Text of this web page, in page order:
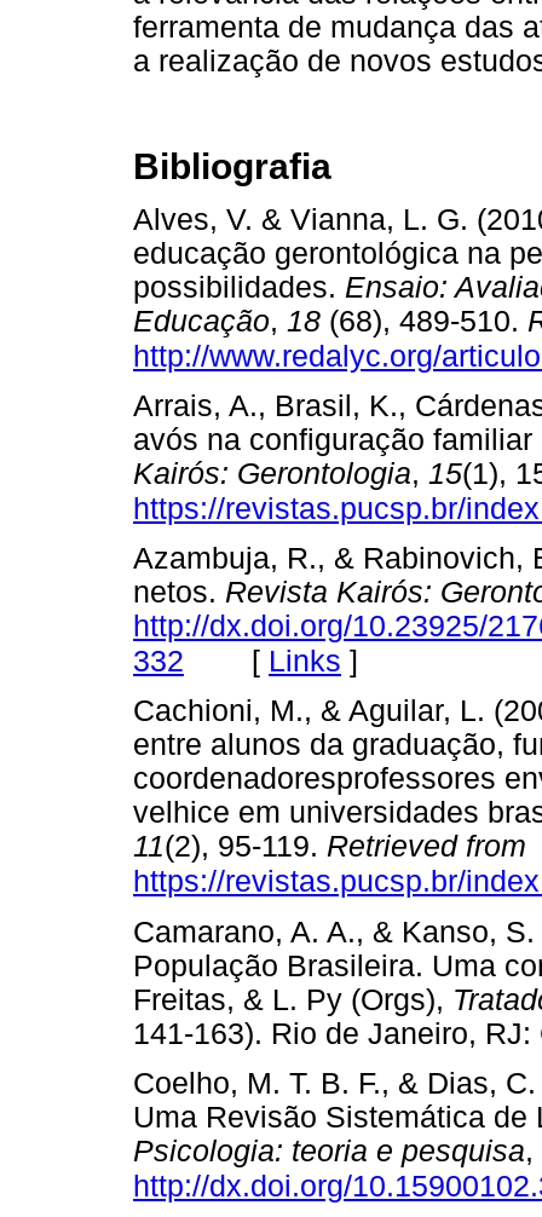
ferramenta de mudança das
a realização de novos
Bibliografia
Alves, V. & Vianna, L. G.
educação gerontológica na
possibilidades. Ensaio:
Educação, 18 (68), 489-510.
http://www.redalyc.org/
Arrais, A., Brasil, K.,
avós na configuração
Kairós: Gerontologia, 15(1),
https://revistas.pucsp.br/
Azambuja, R., & Rabinovich,
netos. Revista Kairós:
http://dx.doi.org/10.23925/
332 [ Links ]
Cachioni, M., & Aguilar, L.
entre alunos da graduação,
coordenadoresprofessores
velhice em universidades
11(2), 95-119. Retrieved from
https://revistas.pucsp.br/
Camarano, A. A., & Kanso,
População Brasileira. Uma
Freitas, & L. Py (Orgs),
141-163). Rio de Janeiro,
Coelho, M. T. B. F., & Dias,
Uma Revisão Sistemática
Psicologia: teoria e pesquisa,
http://dx.doi.org/